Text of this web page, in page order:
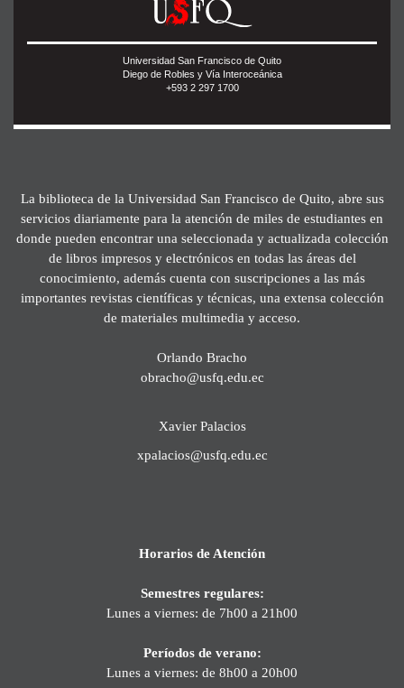
Universidad San Francisco de Quito
Diego de Robles y Vía Interoceánica
+593 2 297 1700
La biblioteca de la Universidad San Francisco de Quito, abre sus
servicios diariamente para la atención de miles de estudiantes en
donde pueden encontrar una seleccionada y actualizada colección
de libros impresos y electrónicos en todas las áreas del
conocimiento, además cuenta con suscripciones a las más
importantes revistas científicas y técnicas, una extensa colección
de materiales multimedia y acceso.
Orlando Bracho
obracho@usfq.edu.ec
Xavier Palacios
xpalacios@usfq.edu.ec
Horarios de Atención
Semestres regulares:
Lunes a viernes: de 7h00 a 21h00
Períodos de verano:
Lunes a viernes: de 8h00 a 20h00